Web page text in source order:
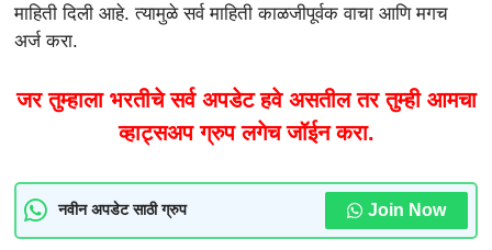
माहिती दिली आहे. त्यामुळे सर्व माहिती काळजीपूर्वक वाचा आणि मगच
अर्ज करा.
जर तुम्हाला भरतीचे सर्व अपडेट हवे असतील तर तुम्ही आमचा
व्हाट्सअप ग्रुप लगेच जॉईन करा.
नवीन अपडेट साठी ग्रुप Join Now